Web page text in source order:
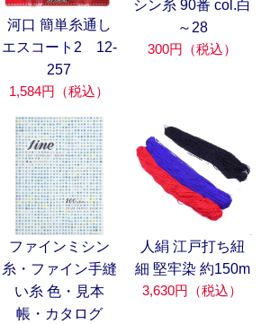
河口 簡単糸通し
エスコート2 12-
257
1,584円（税込）
シン糸 90番 col.白
～28
300円（税込）
ファインミシン
糸・ファイン手縫
い糸 色・見本
帳・カタログ
人絹 江戸打ち紐
細 堅牢染 約150m
3,630円（税込）